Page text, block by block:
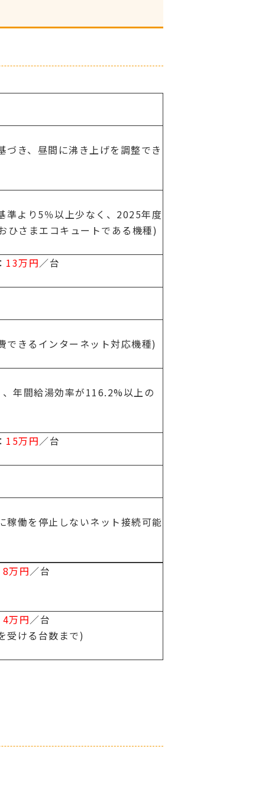
き、昼間に沸き上げを調整でき
準より5％以上少なく、2025年度
ひさまエコキュートである機種)
13万円／台
できるインターネット対応機種)
年間給湯効率が116.2%以上の
15万円／台
稼働を停止しないネット接続可能
8万円／台
4万円／台
受ける台数まで)